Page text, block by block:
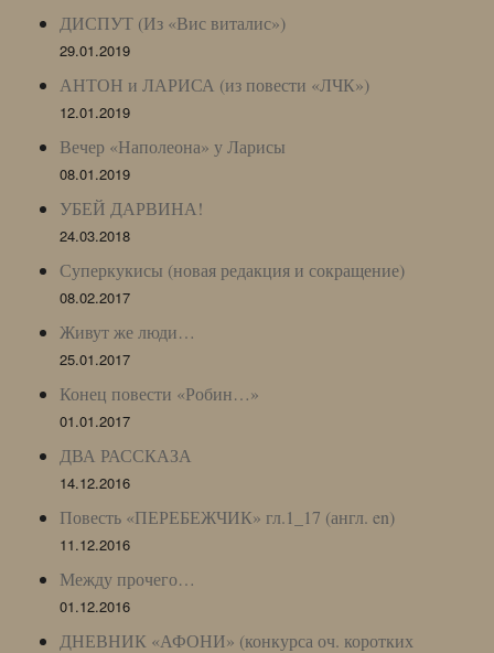
ДИСПУТ (Из «Вис виталис»)
29.01.2019
АНТОН и ЛАРИСА (из повести «ЛЧК»)
12.01.2019
Вечер «Наполеона» у Ларисы
08.01.2019
УБЕЙ ДАРВИНА!
24.03.2018
Суперкукисы (новая редакция и сокращение)
08.02.2017
Живут же люди…
25.01.2017
Конец повести «Робин…»
01.01.2017
ДВА РАССКАЗА
14.12.2016
Повесть «ПЕРЕБЕЖЧИК» гл.1_17 (англ. en)
11.12.2016
Между прочего…
01.12.2016
ДНЕВНИК «АФОНИ» (конкурса оч. коротких